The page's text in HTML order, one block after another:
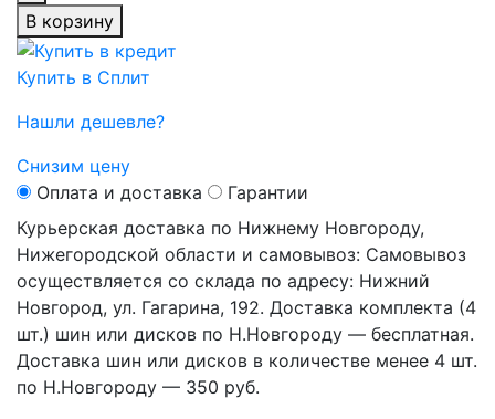
В корзину
Купить в Сплит
Нашли дешевле?
Снизим цену
Оплата и доставка
Гарантии
Курьерская доставка по Нижнему Новгороду,
Нижегородской области и самовывоз: Самовывоз
осуществляется со склада по адресу: Нижний
Новгород, ул. Гагарина, 192. Доставка комплекта (4
шт.) шин или дисков по Н.Новгороду — бесплатная.
Доставка шин или дисков в количестве менее 4 шт.
по Н.Новгороду — 350 руб.